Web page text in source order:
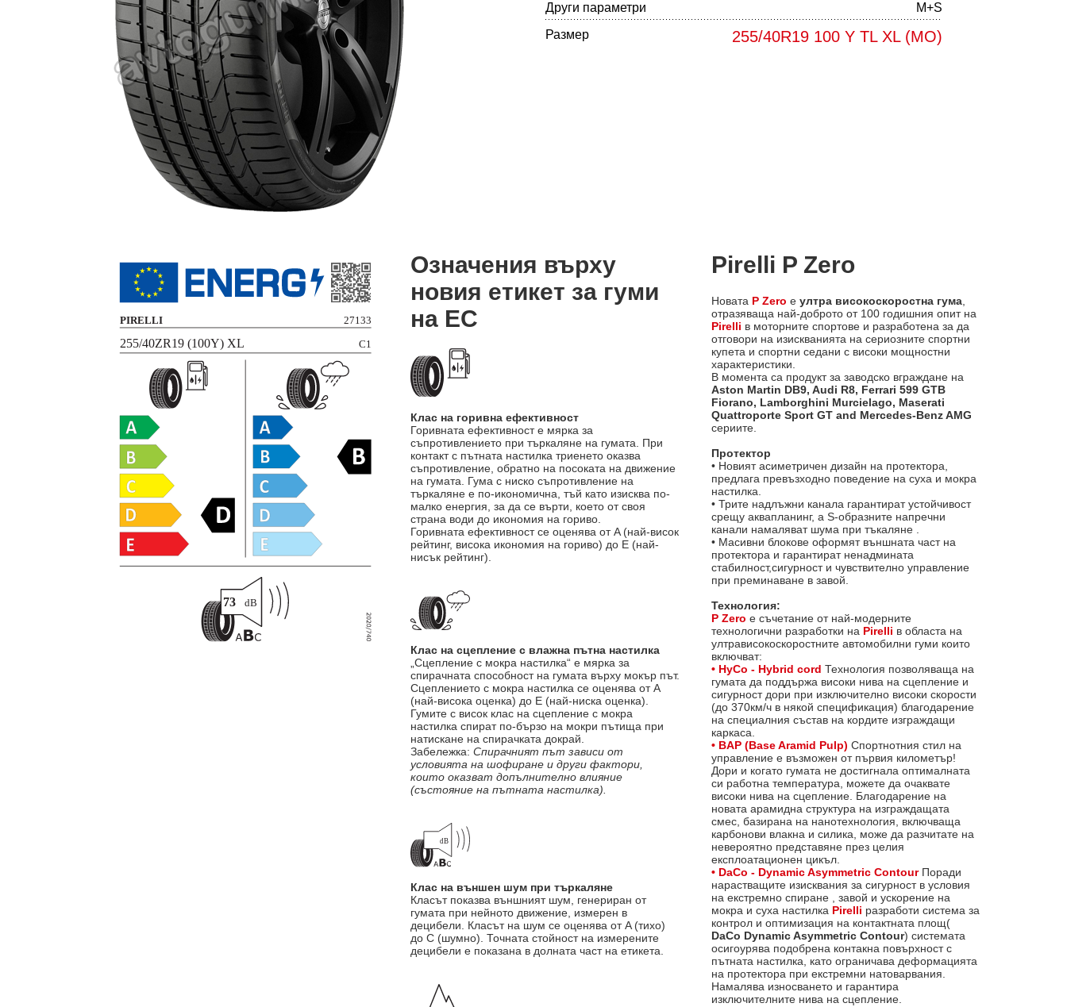
Други параметри
M+S
Размер
255/40R19 100 Y TL XL (MO)
Означения върху
новия етикет за гуми
на ЕС
Клас на горивна ефективност
Горивната ефективност е мярка за
съпротивлението при търкаляне на гумата. При
контакт с пътната настилка триенето оказва
съпротивление, обратно на посоката на движение
на гумата. Гума с ниско съпротивление на
търкаляне е по-икономична, тъй като изисква по-
малко енергия, за да се върти, което от своя
страна води до икономия на гориво.
Горивната ефективност се оценява от A (най-висок
рейтинг, висока икономия на гориво) до E (най-
нисък рейтинг).
Клас на сцепление с влажна пътна настилка
„Сцепление с мокра настилка“ е мярка за
спирачната способност на гумата върху мокър път.
Сцеплението с мокра настилка се оценява от A
(най-висока оценка) до E (най-ниска оценка).
Гумите с висок клас на сцепление с мокра
настилка спират по-бързо на мокри пътища при
натискане на спирачката докрай.
Забележка: Спирачният път зависи от
условията на шофиране и други фактори,
които оказват допълнително влияние
(състояние на пътната настилка).
Клас на външен шум при търкаляне
Класът показва външният шум, генериран от
гумата при нейното движение, измерен в
децибели. Класът на шум се оценява от A (тихо)
до C (шумно). Точната стойност на измерените
децибели е показана в долната част на етикета.
Pirelli P Zero
Новата P Zero е ултра високоскоростна гума
отразяваща най-доброто от 100 годишния опит на
Pirelli в моторните спортове и разработена за да
отговори на изискванията на сериозните спортни
купета и спортни седани с високи мощностни
характеристики.
В момента са продукт за заводско вграждане на
Aston Martin DB9, Audi R8, Ferrari 599 GTB
Fiorano, Lamborghini Murcielago, Maserati
Quattroporte Sport GT and Mercedes-Benz AMG
сериите.
Протектор
• Новият асиметричен дизайн на протектора,
предлага превъзхoдно поведение на суха и мокра
настилка.
• Трите надлъжни канала гарантират устойчивост
срещу аквапланинг, а S-образните напречни
канали намаляват шума при тъкаляне .
• Масивни блокове оформят външната част на
протектора и гарантират ненадмината
стабилност,сигурност и чувствително управление
при преминаване в завой.
Технология:
P Zero е съчетание от най-модерните
технологични разработки на Pirelli в областа на
ултрависокоскоростните автомобилни гуми които
включват:
• HyCo - Hybrid cord Технология позволяваща на
гумата да поддържа високи нива на сцепление и
сигурност дори при изключително високи скорости
(до 370км/ч в някой спецификация) благодарение
на специалния състав на кордите изграждащи
каркаса.
• BAP (Base Aramid Pulp) Спортнотния стил на
управление е възможен от първия километър!
Дори и когато гумата не достигнала оптималната
си работна температура, можете да очаквате
високи нива на сцепление. Благодарение на
новата арамидна структура на изграждащата
смес, базирана на нанотехнология, включваща
карбонови влакна и силика, може да разчитате на
невероятно представяне през целия
експлоатационен цикъл.
• DaCo - Dynamic Asymmetric ContourПоради
нарастващите изисквания за сигурност в условия
на екстремно спиране , завой и ускорение на
мокра и суха настилка Pirelli разработи система за
контрол и оптимизация на контактната площ(
DaCo Dynamic Asymmetric Contour) системата
осигоурява подобрена контакна повърхност с
пътната настилка, като ограничава деформацията
на протектора при екстремни натоварвания.
Намалява износването и гарантира
изключителните нива на сцепление.